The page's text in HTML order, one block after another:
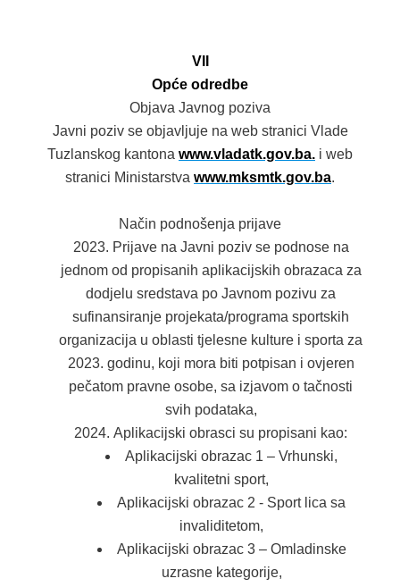
VII
Opće odredbe
Objava Javnog poziva
Javni poziv se objavljuje na web stranici Vlade
Tuzlanskog kantona www.vladatk.gov.ba. i web
stranici Ministarstva www.mksmtk.gov.ba.
Način podnošenja prijave
Prijave na Javni poziv se podnose na
jednom od propisanih aplikacijskih obrazaca za
dodjelu sredstava po Javnom pozivu za
sufinansiranje projekata/programa sportskih
organizacija u oblasti tjelesne kulture i sporta za
2023. godinu, koji mora biti potpisan i ovjeren
pečatom pravne osobe, sa izjavom o tačnosti
svih podataka,
Aplikacijski obrasci su propisani kao:
Aplikacijski obrazac 1 – Vrhunski,
kvalitetni sport,
Aplikacijski obrazac 2 - Sport lica sa
invaliditetom,
Aplikacijski obrazac 3 – Omladinske
uzrasne kategorije,